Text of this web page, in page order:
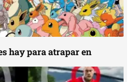
hay para atrapar en